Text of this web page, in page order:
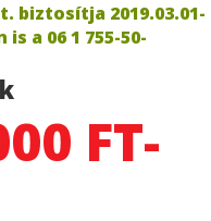
biztosítja 2019.03.01-
a 06 1 755-50-
FT-